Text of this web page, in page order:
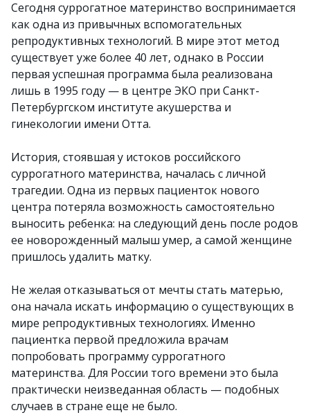
Сегодня суррогатное материнство воспринимается
как одна из привычных вспомогательных
репродуктивных технологий. В мире этот метод
существует уже более 40 лет, однако в России
первая успешная программа была реализована
лишь в 1995 году — в центре ЭКО при Санкт-
Петербургском институте акушерства и
гинекологии имени Отта.
История, стоявшая у истоков российского
суррогатного материнства, началась с личной
трагедии. Одна из первых пациенток нового
центра потеряла возможность самостоятельно
выносить ребенка: на следующий день после родов
ее новорожденный малыш умер, а самой женщине
пришлось удалить матку.
Не желая отказываться от мечты стать матерью,
она начала искать информацию о существующих в
мире репродуктивных технологиях. Именно
пациентка первой предложила врачам
попробовать программу суррогатного
материнства. Для России того времени это была
практически неизведанная область — подобных
случаев в стране еще не было.